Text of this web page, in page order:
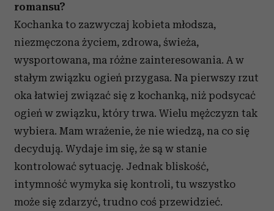
romansu?
Kochanka to zazwyczaj kobieta młodsza,
niezmęczona życiem, zdrowa, świeża,
wysportowana, ma różne zainteresowania. A w
stałym związku ogień przygasa. Na pierwszy rzut
oka łatwiej związać się z kochanką, niż podsycać
ogień w związku, który trwa. Wielu mężczyzn tak
wybiera. Mam wrażenie, że nie wiedzą, na co się
decydują. Wydaje im się, że są w stanie
kontrolować sytuację. Jednak bliskość,
intymność wymyka się kontroli, tu wszystko
może się zdarzyć, trudno coś przewidzieć.